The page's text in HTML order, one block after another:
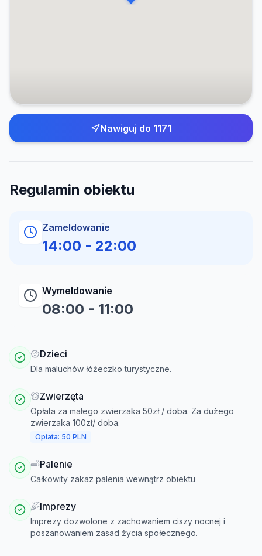
Nawiguj do 1171
Regulamin obiektu
Zameldowanie
14:00 - 22:00
Wymeldowanie
08:00 - 11:00
Dzieci
Dla maluchów łóżeczko turystyczne.
Zwierzęta
Opłata za małego zwierzaka 50zł / doba. Za dużego
zwierzaka 100zł/ doba.
Opłata: 50 PLN
Palenie
Całkowity zakaz palenia wewnątrz obiektu
Imprezy
Imprezy dozwolone z zachowaniem ciszy nocnej i
poszanowaniem zasad życia społecznego.